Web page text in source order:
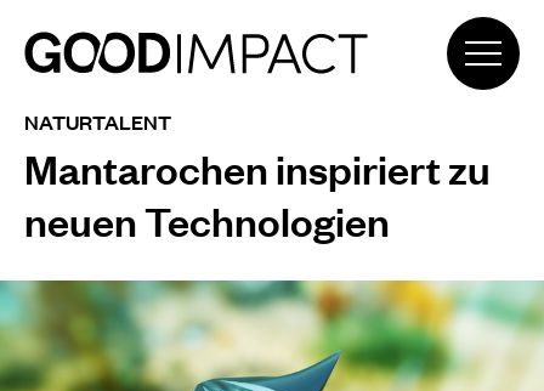
NATURTALENT
Mantarochen inspiriert zu
neuen Technologien